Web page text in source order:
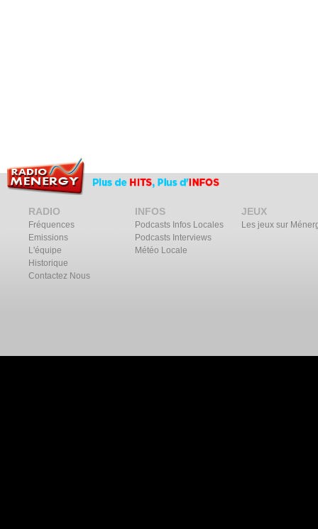
RADIO
Fréquences
Emissions
L'équipe
Historique
Contactez Nous
INFOS
Podcasts Infos Locales
Podcasts Interviews
Météo Locale
JEUX
Les jeux sur